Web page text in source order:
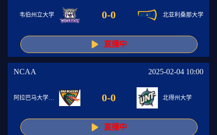
韦伯州立大学 0-0 北亚利桑那大学
直播中
NCAA 2025-02-04 10:00
0-0 北得州大学
直播中